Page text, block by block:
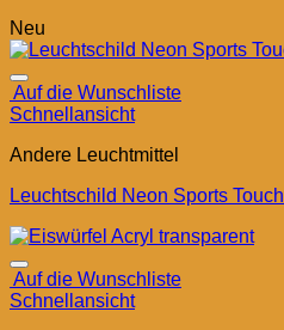
Neu
Auf die Wunschliste
Schnellansicht
Andere Leuchtmittel
Leuchtschild Neon Sports Touch
Auf die Wunschliste
Schnellansicht